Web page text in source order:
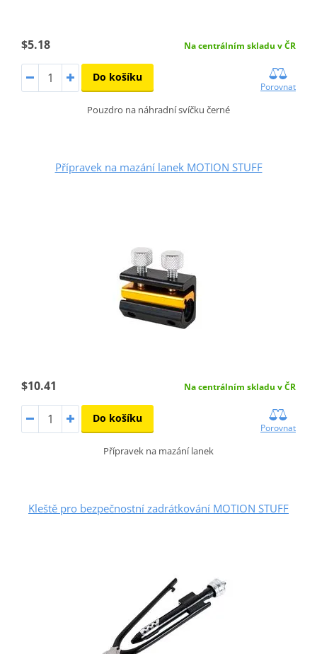
$5.18 Na centrálním skladu v ČR
Do košíku
Porovnat
Pouzdro na náhradní svíčku černé
Přípravek na mazání lanek MOTION STUFF
$10.41 Na centrálním skladu v ČR
Do košíku
Porovnat
Přípravek na mazání lanek
Kleště pro bezpečnostní zadrátkování MOTION STUFF